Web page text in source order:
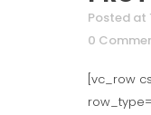
Posted at
0
[vc_row